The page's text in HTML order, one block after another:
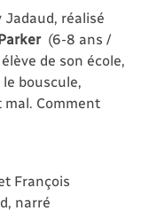
Jadaud, réalisé
(6-8 ans /
de son école,
bouscule,
Comment
François
narré